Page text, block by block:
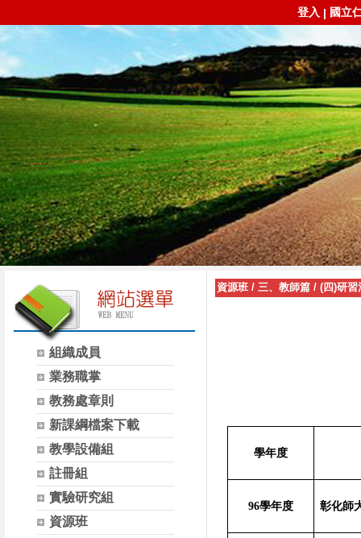
登入 | 國立
組織成員
業務職掌
教務處章則
新課綱檔案下載
教學設備組
註冊組
實驗研究組
資源班
資源班 / 三、教師篇 / (四)研習
學年度
96學年度 彰化師